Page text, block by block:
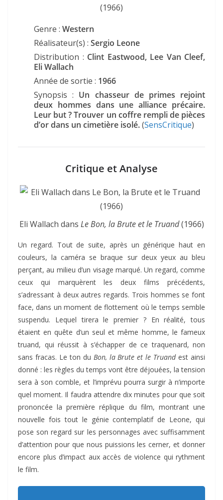
(1966)
Genre : Western
Réalisateur(s) : Sergio Leone
Distribution : Clint Eastwood, Lee Van Cleef,
Eli Wallach
Année de sortie : 1966
Synopsis : Un chasseur de primes rejoint
deux hommes dans une alliance précaire.
Leur but ? Trouver un coffre rempli de pièces
d’or dans un cimetière isolé.(SensCritique)
Critique et Analyse
Eli Wallach dans Le Bon, la Brute et le Truand(1966)
Un regard. Tout de suite, après un générique haut en
couleurs, la caméra se braque sur deux yeux au bleu
perçant, au milieu d’un visage marqué. Un regard, comme
ceux qui marquèrent les deux films précédents,
s’adressant à deux autres regards. Trois hommes se font
face, dans un moment de flottement où le temps semble
suspendu. Lequel tirera le premier ? En réalité, tous
étaient en quête d’un seul et même homme, le fameux
truand, qui réussit à s’échapper de ce traquenard, non
sans fracas. Le ton du Bon, la Brute et le Truandest ainsi
donné : les règles du temps vont être déjouées, la tension
sera à son comble, et l’imprévu pourra surgir à n’importe
quel moment. Il faudra attendre dix minutes pour que soit
prononcée la première réplique du film, montrant une
nouvelle fois tout le génie contemplatif de Leone, qui
pose son regard sur les personnages avec suffisamment
d’attention pour que nous puissions les cerner, et donner
encore plus d’impact aux accès de violence qui rythment
le film.